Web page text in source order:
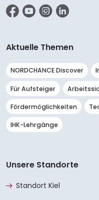
Aktuelle Themen
NORDCHANCE Discover
Für Aufsteiger
Fördermöglichkeiten
IHK-Lehrgänge
Unsere Standorte
Standort Kiel